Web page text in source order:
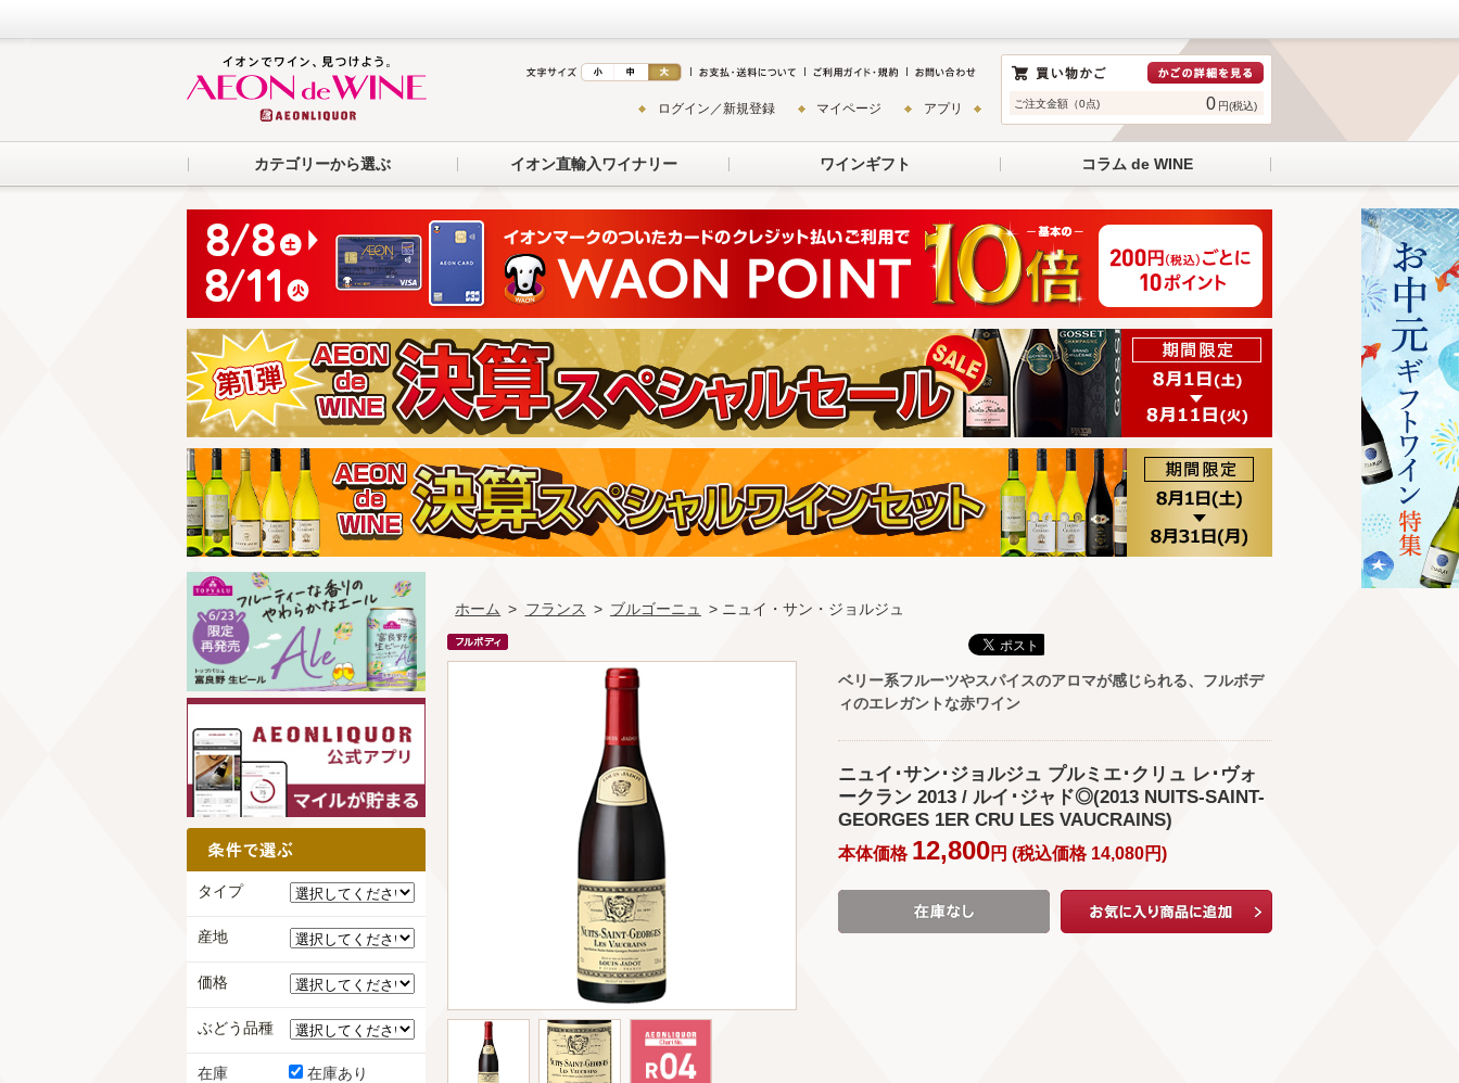
ご注文金額（0点) 0 円(税込)
ログイン／新規登録 マイページ アプリ
カテゴリーから選ぶ イオン直輸入ワイナリー ワインギフト コラム de WINE
ホーム > フランス > ブルゴーニュ > ニュイ・サン・ジョルジュ
ベリー系フルーツやスパイスのアロマが感じられる、フルボデ
ィのエレガントな赤ワイン
ニュイ･サン･ジョルジュ プルミエ･クリュ レ･ヴォ
ークラン 2013 / ルイ･ジャド◎(2013 NUITS-SAINT-
GEORGES 1ER CRU LES VAUCRAINS)
本体価格 12,800円 (税込価格 14,080円)
タイプ
産地
価格
ぶどう品種
在庫 在庫あり